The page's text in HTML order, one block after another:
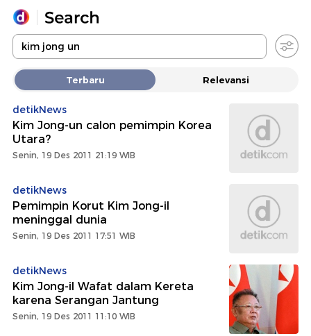
Yang sedang ramai dicari
Loading...
Promoted
Terbaru Relevansi
detikNews
Kim Jong-un calon pemimpin Korea
Utara?
Senin, 19 Des 2011 21:19 WIB
detikNews
Pemimpin Korut Kim Jong-il
meninggal dunia
Senin, 19 Des 2011 17:51 WIB
detikNews
Kim Jong-il Wafat dalam Kereta
karena Serangan Jantung
Senin, 19 Des 2011 11:10 WIB